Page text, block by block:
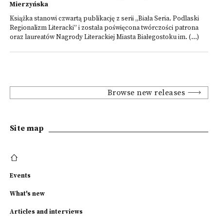
Mierzyńska
Książka stanowi czwartą publikację z serii „Biała Seria. Podlaski
Regionalizm Literacki” i została poświęcona twórczości patrona
oraz laureatów Nagrody Literackiej Miasta Białegostoku im. (...)
Browse new releases
Site map
Events
What's new
Articles and interviews